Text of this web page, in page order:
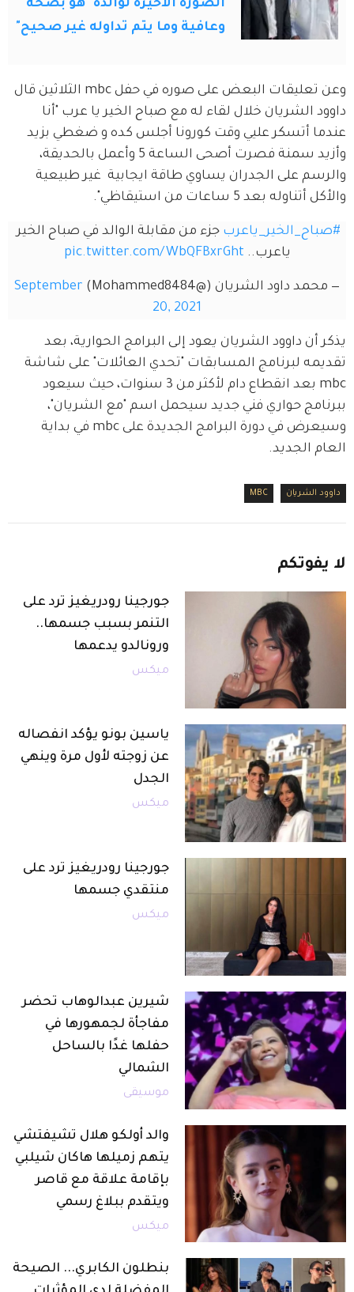
الصورة الأخيرة لوالده "هو بصحة
وعافية وما يتم تداوله غير صحيح"
وعن تعليقات البعض على صوره في حفل mbc الثلاثين قال
داوود الشريان خلال لقاء له مع صباح الخير يا عرب "أنا
عندما أتسكر عليي وقت كورونا أجلس كده و ضغطي بزيد
وأزيد سمنة فصرت أصحى الساعة 5 وأعمل بالحديقة،
والرسم على الجدران يساوي طاقة ايجابية  غير طبيعية
والأكل أتناوله بعد 5 ساعات من استيقاظي".
#صباح_الخير_ياعرب جزء من مقابلة الوالد في صباح الخير
ياعرب.. pic.twitter.com/WbQFBxrGht
— محمد داود الشريان (@Mohammed8484)
September
20, 2021
يذكر أن داوود الشريان يعود إلى البرامج الحوارية، بعد
تقديمه لبرنامج المسابقات "تحدي العائلات" على شاشة
mbc بعد انقطاع دام لأكثر من 3 سنوات، حيث سيعود
ببرنامج حواري فني جديد سيحمل اسم "مع الشريان"،
وسيعرض في دورة البرامج الجديدة على mbc في بداية
العام الجديد.
داوود الشريان MBC
لا يفوتكم
جورجينا رودريغيز ترد على
التنمر بسبب جسمها..
ورونالدو يدعمها
ميكس
ياسين بونو يؤكد انفصاله
عن زوجته لأول مرة وينهي
الجدل
ميكس
جورجينا رودريغيز ترد على
منتقدي جسمها
ميكس
شيرين عبدالوهاب تحضر
مفاجأة لجمهورها في
حفلها غدًا بالساحل
الشمالي
موسيقى
والد أولكو هلال تشيفتشي
يتهم زميلها هاكان شيلبي
بإقامة علاقة مع قاصر
ويتقدم ببلاغ رسمي
ميكس
بنطلون الكابري... الصيحة